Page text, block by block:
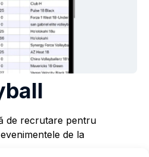
de recrutare pentru
de la